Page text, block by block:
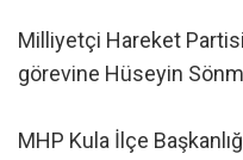
Milliyetçi Hareket
görevine Hüseyin
MHP Kula İlçe